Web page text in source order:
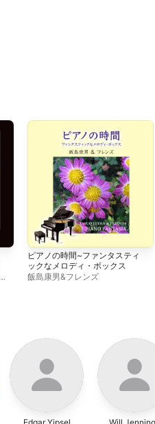
ピアノの時間~ファンタスティ
ックなメロディ・ボックス
飯島康男&フレンズ